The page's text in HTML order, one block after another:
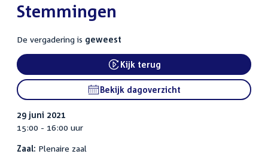
:Stemmingen
De vergadering is geweest
External link:
Kijk terug
Bekijk dagoverzicht
29 juni 2021
15:00 - 16:00 uur
Zaal: Plenaire zaal